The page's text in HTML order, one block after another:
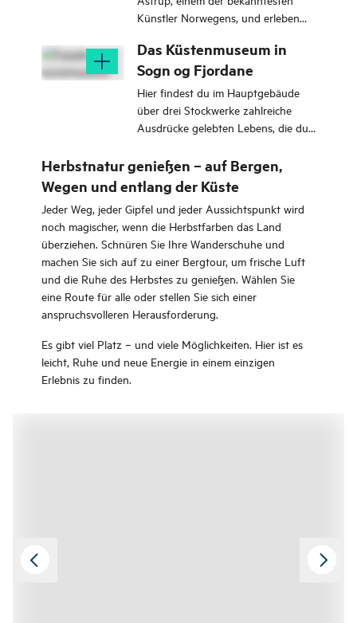
Künstler Norwegens, und erleben
ikonischen Gemälde inspiriert hat.
Das Küstenmuseum in
Sogn og Fjordane
Hier findest du im Hauptgebäude
über drei Stockwerke zahlreiche
Ausdrücke gelebten Lebens, die du
kannst.
Herbstnatur genießen – auf Bergen,
Wegen und entlang der Küste
Jeder Weg, jeder Gipfel und jeder Aussichtspunkt wird
noch magischer, wenn die Herbstfarben das Land
überziehen. Schnüren Sie Ihre Wanderschuhe und
machen Sie sich auf zu einer Bergtour, um frische Luft
und die Ruhe des Herbstes zu genießen. Wählen Sie
eine Route für alle oder stellen Sie sich einer
anspruchsvolleren Herausforderung.
Es gibt viel Platz – und viele Möglichkeiten. Hier ist es
leicht, Ruhe und neue Energie in einem einzigen
Erlebnis zu finden.